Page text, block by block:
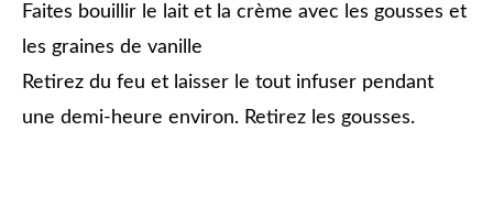
Faites bouillir le lait et la crème avec les gousses et
les graines de vanille
Retirez du feu et laisser le tout infuser pendant
une demi-heure environ. Retirez les gousses.